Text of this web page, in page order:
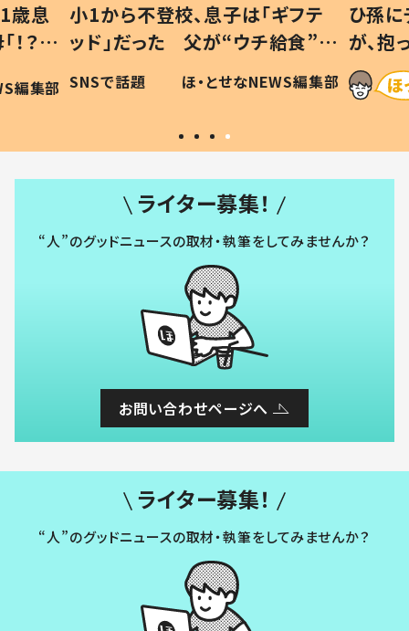
フテ
食”を
編集部
ひ孫にデレデレな80歳じいじ
が、抱っこすると…ひ孫の反応に
「涙が出ました」「可愛くて仕方な
い」
ほ・とせなNEWS編集部
ライター募集！
“人”のグッドニュースの取材・執筆をしてみませんか？
お問い合わせページへ
ライター募集！
“人”のグッドニュースの取材・執筆をしてみませんか？